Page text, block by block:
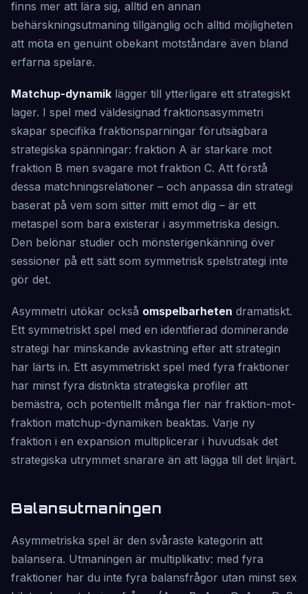
finns mer att lära sig, alltid en annan
behärskningsutmaning tillgänglig och alltid möjligheten
att möta en genuint obekant motståndare även bland
erfarna spelare.
Matchup-dynamik lägger till ytterligare ett strategiskt
lager. I spel med väldesignad fraktionsasymmetri
skapar specifika fraktionsparningar förutsägbara
strategiska spänningar: fraktion A är starkare mot
fraktion B men svagare mot fraktion C. Att förstå
dessa matchningsrelationer – och anpassa din strategi
baserat på vem som sitter mitt emot dig – är ett
metaspel som bara existerar i asymmetriska design.
Den belönar studier och mönsterigenkänning över
sessioner på ett sätt som symmetrisk spelstrategi inte
gör det.
Asymmetri utökar också omspelbarheten dramatiskt.
Ett symmetriskt spel med en identifierad dominerande
strategi har minskande avkastning efter att strategin
har lärts in. Ett asymmetriskt spel med fyra fraktioner
har minst fyra distinkta strategiska profiler att
bemästra, och potentiellt många fler när fraktion-mot-
fraktion matchup-dynamiken beaktas. Varje ny
fraktion i en expansion multiplicerar i huvudsak det
strategiska utrymmet snarare än att lägga till det linjärt.
Balansutmaningen
Asymmetriska spel är den svåraste kategorin att
balansera. Utmaningen är multiplikativ: med fyra
fraktioner har du inte fyra balansfrågor utan minst sex